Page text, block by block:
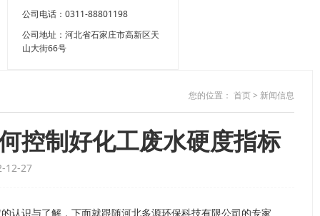
公司电话：0311-88801198
公司地址：河北省石家庄市高新区天
山大街66号
您的位置： 首页> 新闻信息
控制好化工废水硬度指标
12-27
认识与了解，下面就跟随河北多源环保科技有限公司的专家